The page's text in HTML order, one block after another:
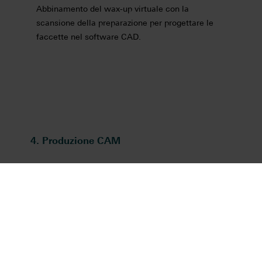
Abbinamento del wax-up virtuale con la
scansione della preparazione per progettare le
faccette nel software CAD.
4. Produzione CAM